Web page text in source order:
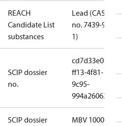
REACH
Candidate List
substances
Lead (CAS
no. 7439-92-
1)
SCIP dossier
no.
cd7d33e0-
ff13-4f81-
9c95-
994a26062075
SCIP dossier
MBV 1000-